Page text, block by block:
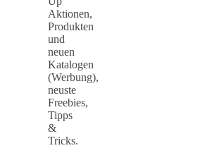
Aktionen,
Produkten
und
neuen
Katalogen
(Werbung),
neuste
Freebies,
Tipps
&
Tricks.